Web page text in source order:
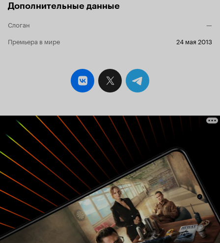
Дополнительные данные
Слоган
—
Премьера в мире
24 мая 2013